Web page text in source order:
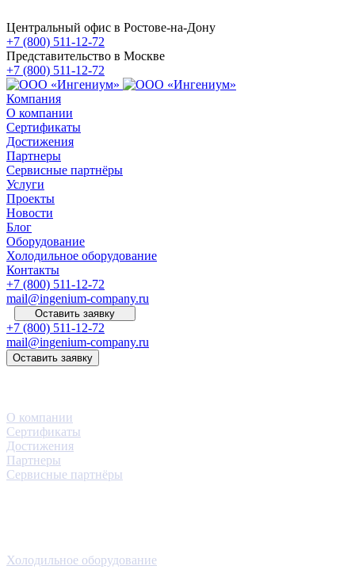
Центральный офис в Ростове-на-Дону
+7 (800) 511-12-72
Представительство в Москве
+7 (800) 511-12-72
Компания
О компании
Сертификаты
Достижения
Партнеры
Сервисные партнёры
Услуги
Проекты
Новости
Блог
Оборудование
Холодильное оборудование
Контакты
+7 (800) 511-12-72
mail@ingenium-company.ru
Оставить заявку
+7 (800) 511-12-72
mail@ingenium-company.ru
Оставить заявку
О компании
Сертификаты
Достижения
Партнеры
Сервисные партнёры
Холодильное оборудование